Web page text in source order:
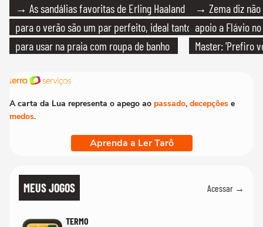
→ As sandálias favoritas de Erling Haaland
para o verão são um par perfeito, ideal tanto
para usar na praia com roupa de banho
→ Zema diz
apoio a Flávio
Master: 'Prefiro
A carta da Lua representa o apego ao passado, decepções e
medos.
Aprenda a Ler Tarô
MEUS JOGOS Acessar →
TERMO